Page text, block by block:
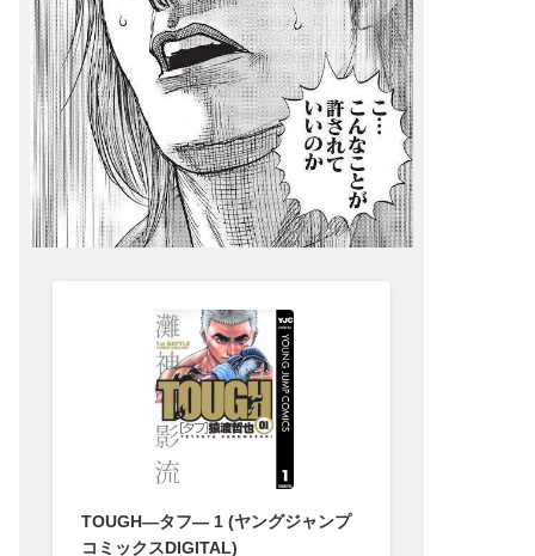
TOUGH―タフ― 1 (ヤングジャンプ
コミックスDIGITAL)